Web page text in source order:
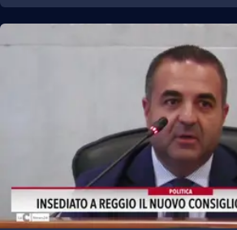
Lacitymag.it
Cosenzachannel.it
Ilvibonese.it
Catanzarochannel.it